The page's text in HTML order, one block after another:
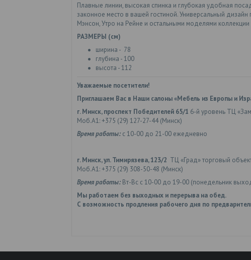
Плавные линии, высокая спинка и глубокая удобная
законное место в вашей гостиной. Универсальный
Мэнсон, Утро на Рейне и остальными моделями коллекции
РАЗМЕРЫ (см)
ширина - 78
глубина - 100
высота - 112
Уважаемые посетители!
Приглашаем Вас в Наши салоны «Мебель из Европы и
г. Минск, проспект Победителей 65/1 6-й уровень ТЦ
Моб.А1: +375 (29) 127-27-44 (Минск)
Время работы: с 10-00 до 21-00 ежедневно
г. Минск, ул. Тимирязева, 123/2 ТЦ «Град» торговый
Моб.А1: +375 (29) 308-50-48 (Минск)
Время работы: Вт-Вс с 10-00 до 19-00 (понедельник
Мы работаем без выходных и перерыва на обед.
С возможность продления рабочего дня по